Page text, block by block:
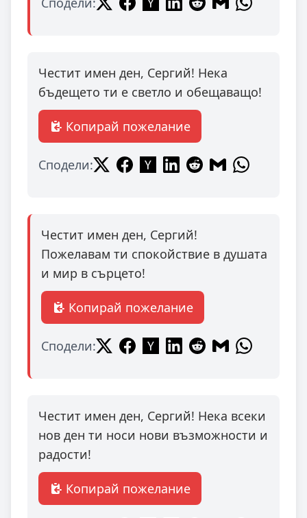
Честит имен ден, Сергий! Нека
бъдещето ти е светло и обещаващо!
Копирай пожелание
Сподели:
Честит имен ден, Сергий!
Пожелавам ти спокойствие в душата
и мир в сърцето!
Копирай пожелание
Сподели:
Честит имен ден, Сергий! Нека всеки
нов ден ти носи нови възможности и
радости!
Копирай пожелание